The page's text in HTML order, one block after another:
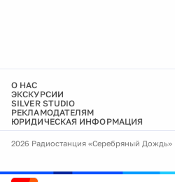
О НАС
ЭКСКУРСИИ
SILVER STUDIO
РЕКЛАМОДАТЕЛЯМ
ЮРИДИЧЕСКАЯ ИНФОРМАЦИЯ
2026 Радиостанция «Серебряный Дождь»